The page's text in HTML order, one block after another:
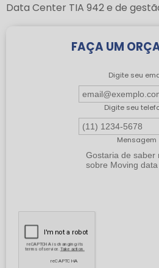
Data Center TIA 942 e de
FAÇA UM
Digite seu
Digite seu
Mensagem